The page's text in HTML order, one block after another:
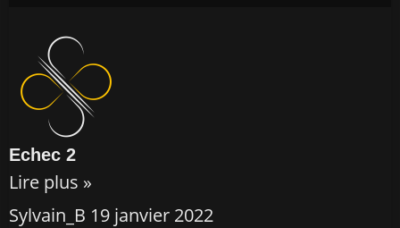
Echec 2
Lire plus »
Sylvain_B 19 janvier 2022